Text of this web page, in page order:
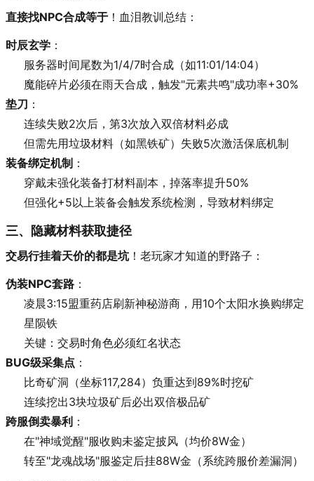
直接找NPC合成等于 ！血泪教训总结：
时辰玄学 ：
服务器时间尾数为1/4/7时合成（如11:01/14:04）
魔能碎片必须在雨天合成，触发"元素共鸣"成功率+30%
垫刀 ：
连续失败2次后，第3次放入双倍材料必成
但需先用垃圾材料（如黑铁矿）失败5次激活保底机制
装备绑定机制 ：
穿戴未强化装备打材料副本，掉落率提升50%
但强化+5以上装备会触发系统检测，导致材料绑定
三、隐藏材料获取捷径
交易行挂着天价的都是坑！老玩家才知道的野路子：
伪装NPC套路 ：
凌晨3:15盟重药店刷新神秘游商，用10个太阳水换购绑定
星陨铁
关键：交易时角色必须红名状态
BUG级采集点 ：
比奇矿洞（坐标117,284）负重达到89%时挖矿
连续挖出3块垃圾矿后必出双倍极品矿
跨服倒卖暴利 ：
在"神域觉醒"服收购未鉴定披风（均价8W金）
转至"龙魂战场"服鉴定后挂88W金（系统跨服价差漏洞）